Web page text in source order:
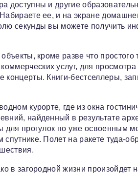
доступны и другие
ее, и на экране
секунды вы можете получить
кроме разве что простого
услуг, для
концерты. Книги-бестселлеры,
курорте, где из окна
найденный в результате
для прогулок по уже освоенным
Полет на ракете туда-
в загородной жизни произойдет